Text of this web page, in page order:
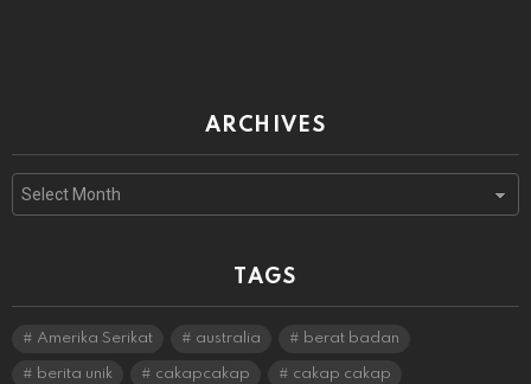
ARCHIVES
TAGS
Amerika Serikat australia berat badan
berita unik cakapcakap cakap cakap